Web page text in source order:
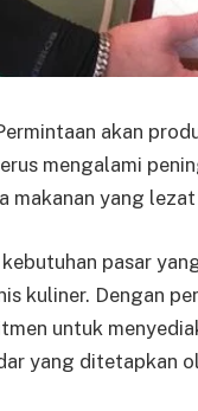
akan
mengalami
makanan yang
pasar
kuliner. Dengan
untuk
yang ditetapkan